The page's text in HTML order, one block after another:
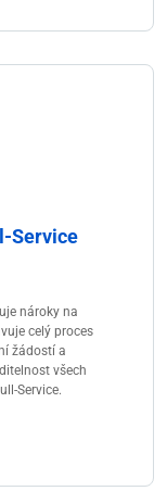
Service
nároky na
celý proces
žádostí a
všech
Service.